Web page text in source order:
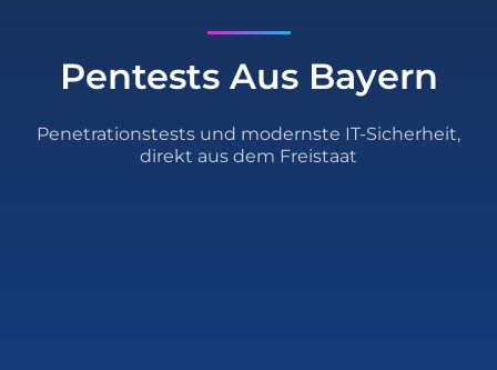
Pentests Aus Bayern
Penetrationstests und modernste IT-Sicherheit,
direkt aus dem Freistaat